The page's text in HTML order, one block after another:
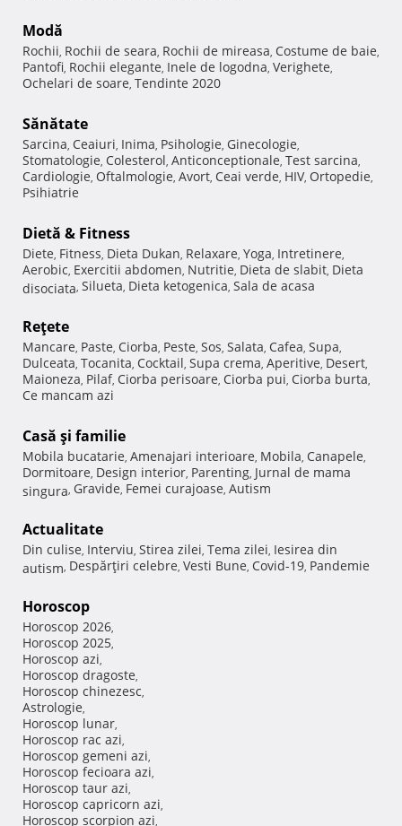
Modă
Rochii, Rochii de seara, Rochii de mireasa, Costume de baie,
Pantofi, Rochii elegante, Inele de logodna, Verighete,
Ochelari de soare, Tendinte 2020
Sănătate
Sarcina, Ceaiuri, Inima, Psihologie, Ginecologie,
Stomatologie, Colesterol, Anticonceptionale, Test sarcina,
Cardiologie, Oftalmologie, Avort, Ceai verde, HIV, Ortopedie,
Psihiatrie
Dietă & Fitness
Diete, Fitness, Dieta Dukan, Relaxare, Yoga, Intretinere,
Aerobic, Exercitii abdomen, Nutritie, Dieta de slabit, Dieta
disociata, Silueta, Dieta ketogenica, Sala de acasa
Reţete
Mancare, Paste, Ciorba, Peste, Sos, Salata, Cafea, Supa,
Dulceata, Tocanita, Cocktail, Supa crema, Aperitive, Desert,
Maioneza, Pilaf, Ciorba perisoare, Ciorba pui, Ciorba burta,
Ce mancam azi
Casă şi familie
Mobila bucatarie, Amenajari interioare, Mobila, Canapele,
Dormitoare, Design interior, Parenting, Jurnal de mama
singura, Gravide, Femei curajoase, Autism
Actualitate
Din culise, Interviu, Stirea zilei, Tema zilei, Iesirea din
autism, Despărţiri celebre, Vesti Bune, Covid-19, Pandemie
Horoscop
Horoscop 2026,
Horoscop 2025,
Horoscop azi,
Horoscop dragoste,
Horoscop chinezesc,
Astrologie,
Horoscop lunar,
Horoscop rac azi,
Horoscop gemeni azi,
Horoscop fecioara azi,
Horoscop taur azi,
Horoscop capricorn azi,
Horoscop scorpion azi,